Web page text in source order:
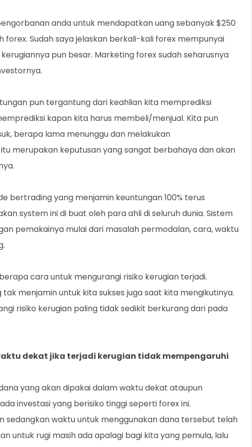
anda untuk mendapatkan uang sebanyak $250
Sudah saya jelaskan berkali-kali forex mempunyai
pun besar. Marketing forex sudah seharusnya
pun tergantung dari keahlian kita memprediksi
kapan kita harus membeli/menjual. Kita pun
berapa lama menunggu dan melakukan
merupakan keputusan yang sangat berbahaya dan akan
bertrading yang menjamin keuntungan 100% terus
system ini di buat oleh para ahli di seluruh dunia. Sistem
pemakainya mulai dari masalah permodalan, cara, waktu
cara untuk mengurangi risiko kerugian terjadi.
menjamin untuk kita sukses juga saat kita mengikutinya.
risiko kerugian paling tidak sedikit berkurang dari pada
dekat jika terjadi kerugian tidak mempengaruhi
yang akan dipakai dalam waktu dekat ataupun
investasi yang berisiko tinggi seperti forex ini.
sedangkan waktu untuk menggunakan dana tersebut telah
untuk rugi masih ada apalagi bagi kita yang pemula, lalu